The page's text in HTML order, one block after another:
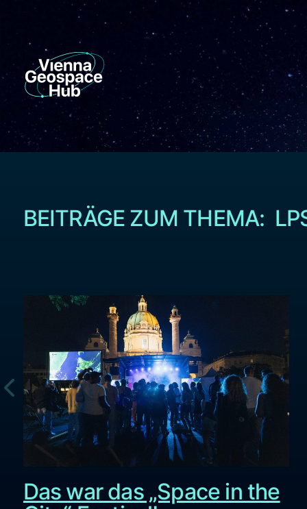
BEITRÄGE ZUM THEMA:
Das war das „Space in the